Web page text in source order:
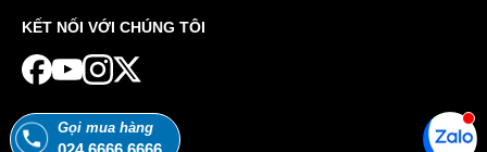
KẾT NỐI VỚI CHÚNG TÔI
Gọi mua hàng